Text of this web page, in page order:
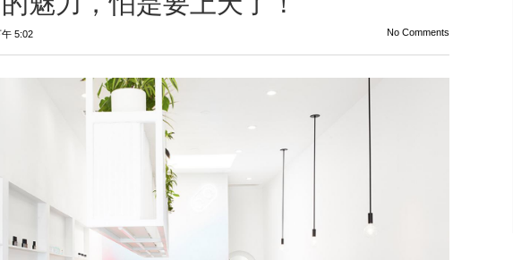
午 5:02 No Comments